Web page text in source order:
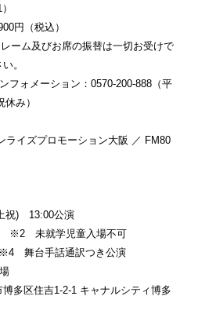
円（税込）
ム及びお席の振替は一切お受けで
。
フォメーション：0570-200-888（平
み）
ライズプロモーション大阪 ／ FM80
祝) 13:00公演
※2 未就学児童入場不可
舞台手話通訳つき公演
多区住吉1-2-1 キャナルシティ博多